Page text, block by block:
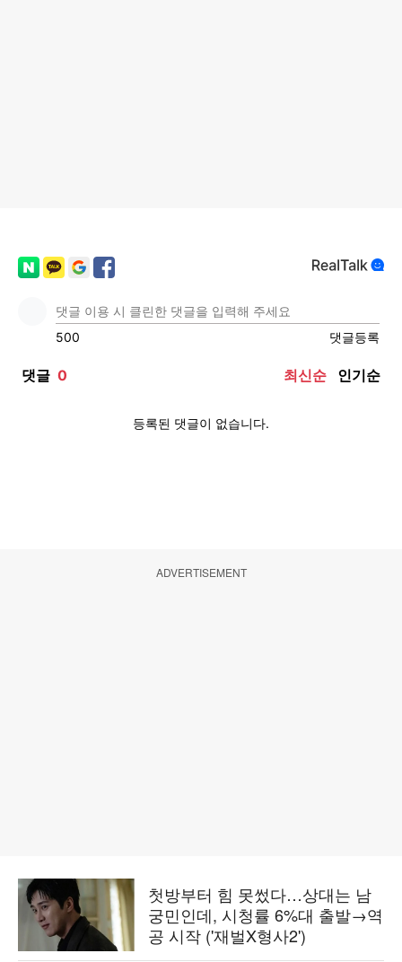
ADVERTISEMENT
첫방부터 힘 못썼다…상대는 남
궁민인데, 시청률 6%대 출발→역
공 시작 ('재벌X형사2')